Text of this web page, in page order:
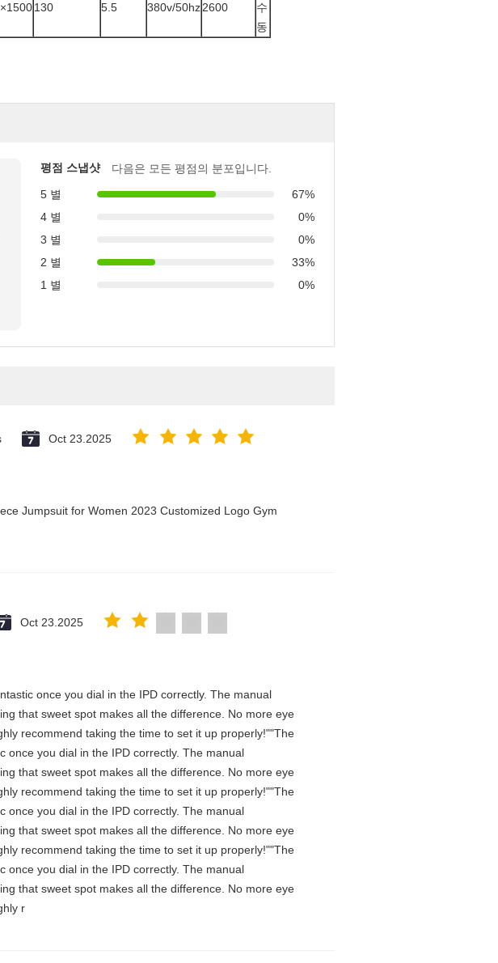
130 5.5 380v/50hz2600
수
동
평점 스냅샷
다음은 모든 평점의 분포입니다.
5 별
67%
4 별
0%
3 별
0%
2 별
33%
1 별
0%
Oct 23.2025
Jumpsuit for Women 2023 Customized Logo Gym
Oct 23.2025
once you dial in the IPD correctly. The manual
that sweet spot makes all the difference. No more eye
recommend taking the time to set it up properly!""The
once you dial in the IPD correctly. The manual
that sweet spot makes all the difference. No more eye
recommend taking the time to set it up properly!""The
once you dial in the IPD correctly. The manual
that sweet spot makes all the difference. No more eye
recommend taking the time to set it up properly!""The
once you dial in the IPD correctly. The manual
that sweet spot makes all the difference. No more eye
r